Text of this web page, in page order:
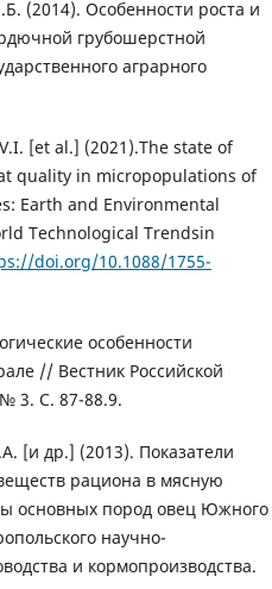
(2014). Особенности роста и
грубошерстной
аграрного
[et al.] (2021).The state of
quality in micropopulations of
Earth and Environmental
Technological Trendsin
doi.org/10.1088/1755-
особенности
// Вестник Российской
3. С. 87-88.9.
[и др.] (2013). Показатели
рациона в мясную
основных пород овец Южного
научно-
и кормопроизводства.